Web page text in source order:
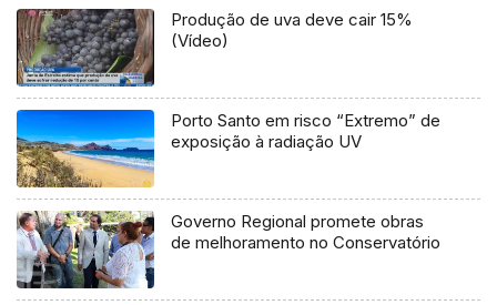
Produção de uva deve cair 15%
(Vídeo)
Porto Santo em risco “Extremo” de
exposição à radiação UV
Governo Regional promete obras
de melhoramento no Conservatório